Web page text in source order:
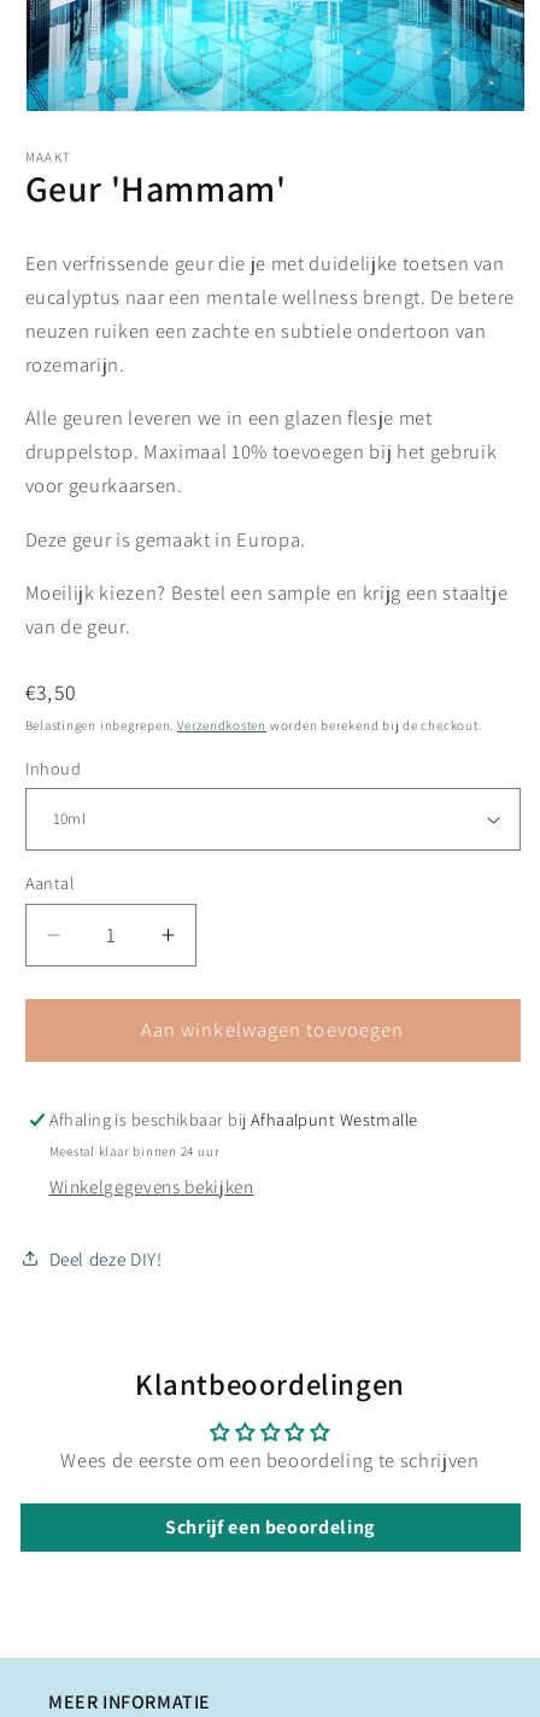
MAAKT
Geur 'Hammam'
Een verfrissende geur die je met duidelijke toetsen van
eucalyptus naar een mentale wellness brengt. De betere
neuzen ruiken een zachte en subtiele ondertoon van
rozemarijn.
Alle geuren leveren we in een glazen flesje met
druppelstop. Maximaal 10% toevoegen bij het gebruik
voor geurkaarsen.
Deze geur is gemaakt in Europa.
Moeilijk kiezen? Bestel een sample en krijg een staaltje
van de geur.
Normale
prijs
€3,50
Belastingen inbegrepen. Verzendkosten worden berekend bij de checkout.
Inhoud
Aantal
Aantal
verlagen
voor
&#39;Hammam&#39;
Aantal
verhogen
voor
Geur
&#39;Hammam&#39;
Aan winkelwagen toevoegen
Afhaling is beschikbaar bij Afhaalpunt Westmalle
Meestal klaar binnen 24 uur
Winkelgegevens bekijken
Deel deze DIY!
Klantbeoordelingen
Wees de eerste om een beoordeling te schrijven
Schrijf een beoordeling
MEER INFORMATIE